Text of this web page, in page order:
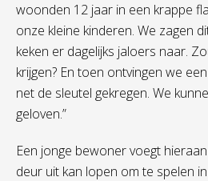
woonden 12 jaar in een krappe
onze kleine kinderen. We zagen
keken er dagelijks jaloers naar.
krijgen? En toen ontvingen we
net de sleutel gekregen. We
geloven.”
Een jonge bewoner voegt
deur uit kan lopen om te spelen